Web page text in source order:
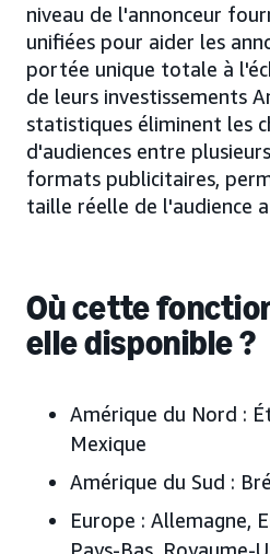
niveau de l'annonceur
unifiées pour aider les
portée unique totale à
de leurs investissements
statistiques éliminent les
d'audiences entre
formats publicitaires,
taille réelle de l'audience
Où cette
elle disponible ?
Amérique du Nord :
Mexique
Amérique du Sud :
Europe : Allemagne,